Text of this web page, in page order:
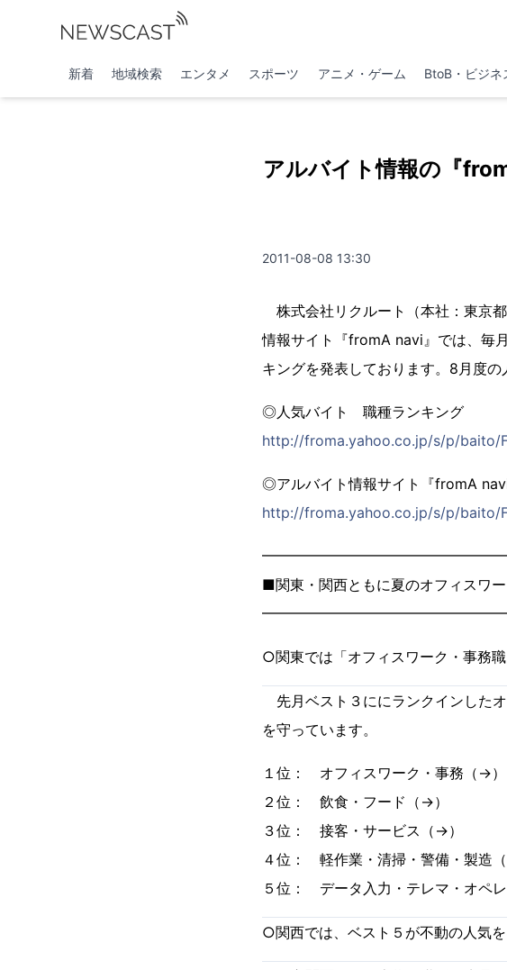
新着 地域検索 エンタメ スポーツ アニメ・ゲーム BtoB・ビジネ
アルバイト情報の『
2011-08-08 13:30
株式会社リクルート（本社：東京
情報サイト『fromA navi』では、毎
キングを発表しております。8月度の
◎人気バイト 職種ランキング
http://froma.yahoo.co.jp/s/p/baito/
◎アルバイト情報サイト『fromA
http://froma.yahoo.co.jp/s/p/baito/
■関東・関西ともに夏のオフィスワ
○関東では「オフィスワーク・事務職
先月ベスト３ににランクインした
を守っています。
１位： オフィスワーク・事務（→）
２位： 飲食・フード（→）
３位： 接客・サービス（→）
４位： 軽作業・清掃・警備・製造（
５位： データ入力・テレマ・オペ
○関西では、ベスト５が不動の人気を